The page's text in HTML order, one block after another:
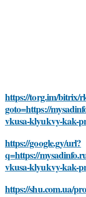
https://torg.im/bitrix/
goto=https://
vkusa-klyukvy-kak-
https://google.gy/url?
q=https://
vkusa-klyukvy-kak-
https://shu.com.ua/